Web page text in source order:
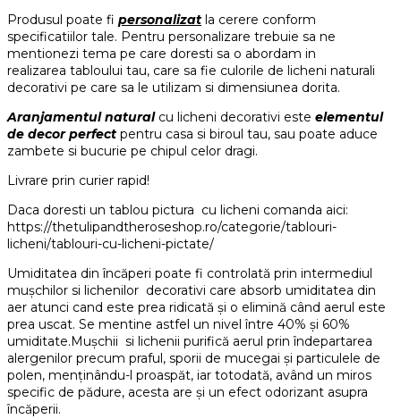
Produsul poate fi personalizat la cerere conform
specificatiilor tale. Pentru personalizare trebuie sa ne
mentionezi tema pe care doresti sa o abordam in
realizarea tabloului tau, care sa fie culorile de licheni naturali
decorativi pe care sa le utilizam si dimensiunea dorita.
Aranjamentul natural cu licheni decorativi este elementul
de decor perfect pentru casa si biroul tau, sau poate aduce
zambete si bucurie pe chipul celor dragi.
Livrare prin curier rapid!
Daca doresti un tablou pictura cu licheni comanda aici:
https://thetulipandtheroseshop.ro/categorie/tablouri-
licheni/tablouri-cu-licheni-pictate/
Umiditatea din încăperi poate fi controlată prin intermediul
mușchilor si lichenilor decorativi care absorb umiditatea din
aer atunci cand este prea ridicată și o elimină când aerul este
prea uscat. Se mentine astfel un nivel între 40% și 60%
umiditate.Mușchii si lichenii purifică aerul prin îndepartarea
alergenilor precum praful, sporii de mucegai și particulele de
polen, menținându-l proaspăt, iar totodată, având un miros
specific de pădure, acesta are și un efect odorizant asupra
încăperii.